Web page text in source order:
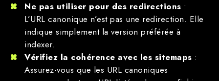
Ne pas utiliser pour des redirections :
L’URL canonique n’est pas une redirection. Elle
indique simplement la version préférée à
indexer.
Vérifiez la cohérence avec les sitemaps :
Assurez-vous que les URL canoniques